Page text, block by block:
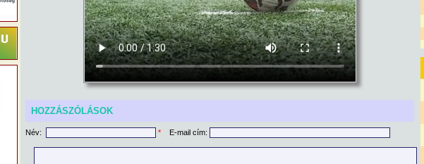
HOZZÁSZÓLÁSOK
Név: * E-mail cím: